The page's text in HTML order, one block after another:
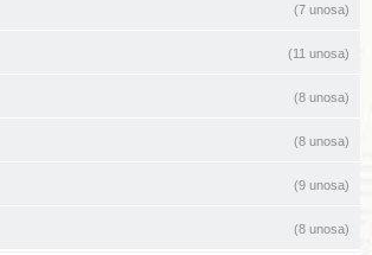
(7 unosa)
(11 unosa)
(8 unosa)
(8 unosa)
(9 unosa)
(8 unosa)